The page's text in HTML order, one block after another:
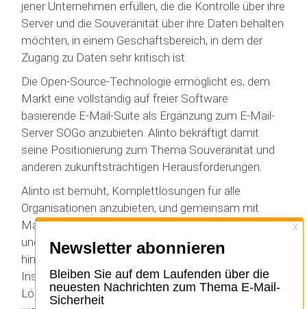
jener Unternehmen erfüllen, die die Kontrolle über ihre
Server und die Souveränität über ihre Daten behalten
möchten, in einem Geschäftsbereich, in dem der
Zugang zu Daten sehr kritisch ist.
Die Open-Source-Technologie ermöglicht es, dem
Markt eine vollständig auf freier Software
basierende E-Mail-Suite als Ergänzung zum E-Mail-
Server SOGo anzubieten. Alinto bekräftigt damit
seine Positionierung zum Thema Souveränität und
anderen zukunftsträchtigen Herausforderungen.
Alinto ist bemüht, Komplettlösungen für alle
Organisationen anzubieten, und gemeinsam mit
MailCleaner deckt Alinto nunmehr alle Unternehmen
und Verwaltungen ab, vom Kleinstunternehmen bis
hin zu großen Konzernen, mit On-Premises
Installationen oder vollständig gehosteten
Lösungen, die in souveränen Clouds betrieben